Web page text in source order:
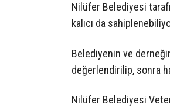
Nilüfer Belediyesi
kalıcı da
Belediyenin ve
değerlendirilip, sonra
Nilüfer Belediyesi